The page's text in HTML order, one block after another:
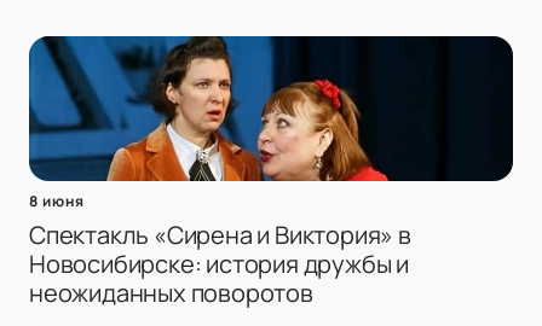
8 июня
Спектакль «Сирена и Виктория» в
Новосибирске: история дружбы и
неожиданных поворотов